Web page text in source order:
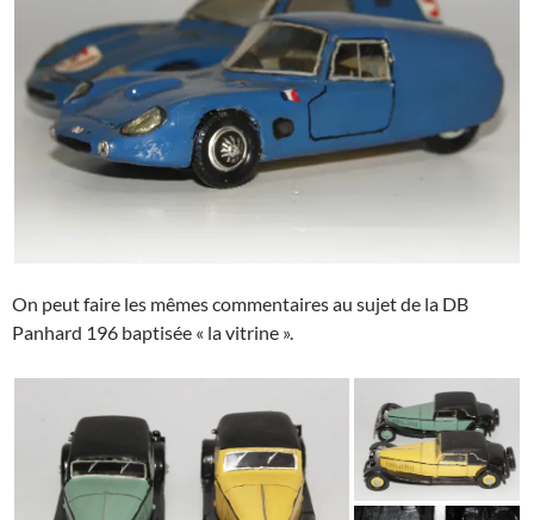
On peut faire les mêmes commentaires au sujet de la DB
Panhard 196 baptisée « la vitrine ».